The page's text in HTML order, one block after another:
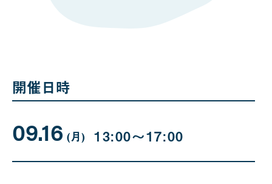
開催日時
09.16 月
日
(月日
) 13:00〜17:00